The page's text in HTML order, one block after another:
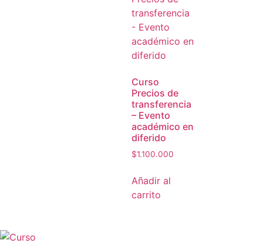
Curso
Precios de
transferencia
– Evento
académico en
diferido
$1.100.000
Añadir al
carrito